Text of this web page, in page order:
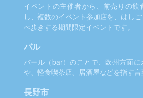
イベントの主催者から、前売りの飲
し、複数のイベント参加店を、はし
べ歩きする期間限定イベントです。
バル
バール（bar）のことで、欧州方面
や、軽食喫茶店、居酒屋などを指す言
長野市